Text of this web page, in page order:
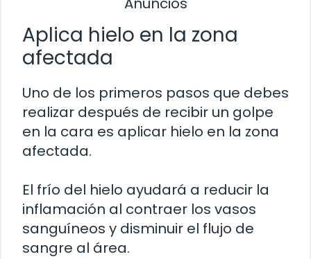
Aplica hielo en la zona
afectada
Uno de los primeros pasos que debes
realizar después de recibir un golpe
en la cara es aplicar hielo en la zona
afectada.
El frío del hielo ayudará a reducir la
inflamación al contraer los vasos
sanguíneos y disminuir el flujo de
sangre al área.